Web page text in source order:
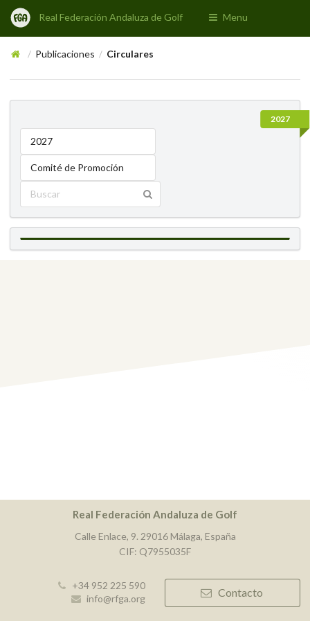
Real Federación Andaluza de Golf Menu
/ Publicaciones / Circulares
2027
2027
Comité de Promoción
Real Federación Andaluza de Golf
Calle Enlace, 9. 29016 Málaga, España
CIF: Q7955035F
+34 952 225 590
info@rfga.org
Contacto